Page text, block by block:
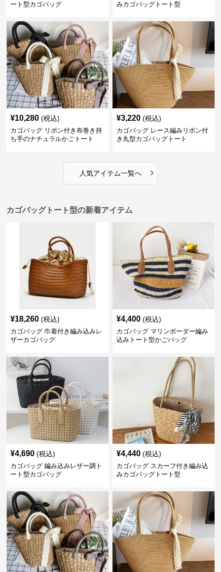
ート型カゴバッグ
みカゴバッグトート型
¥10,280 (税込)
カゴバッグ リボン付き布巻き持
ち手のナチュラルかごトート
¥3,220 (税込)
カゴバッグ レース編みリボン付
き丸型カゴバッグトート
人気アイテム一覧へ ›
カゴバッグトート型の新着アイテム
¥18,260 (税込)
カゴバッグ 巾着付き編み込みレ
ザーカゴバッグ
¥4,400 (税込)
カゴバッグ マリンボーダー編み
込みトート型かごバッグ
¥4,690 (税込)
カゴバッグ 編み込みレザー調ト
ート型カゴバッグ
¥4,440 (税込)
カゴバッグ スカーフ付き編み込
みカゴバッグトート型